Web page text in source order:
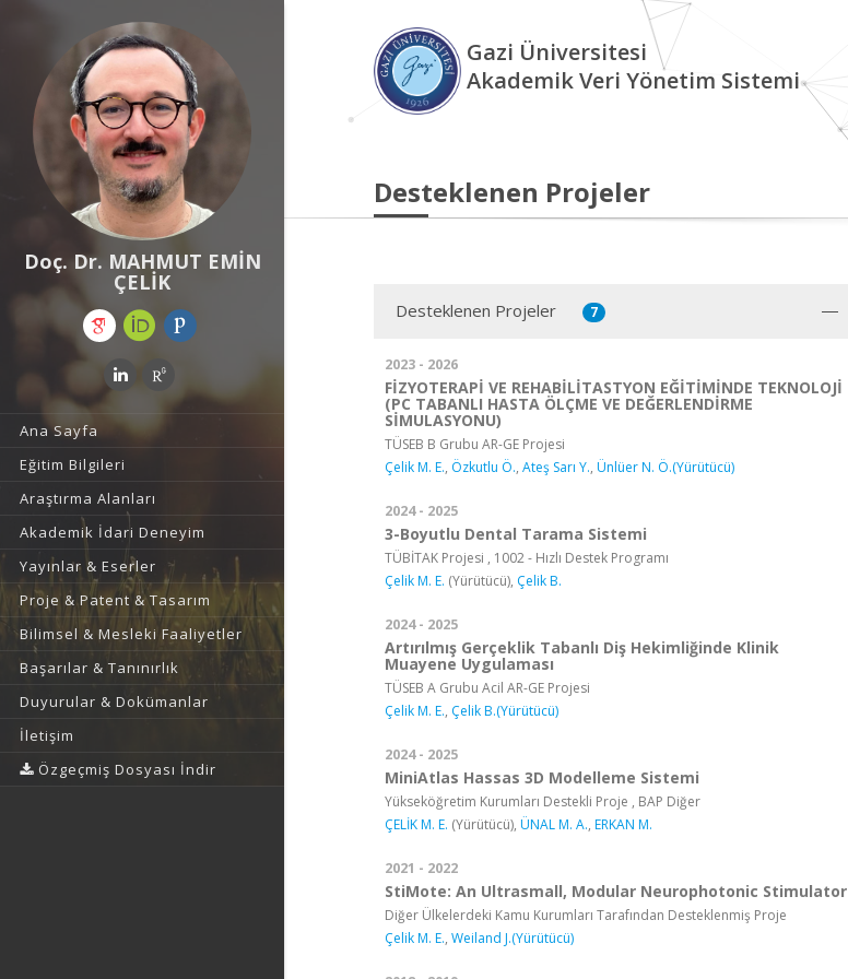
Doç. Dr. MAHMUT EMİN
ÇELİK
Ana Sayfa
Eğitim Bilgileri
Araştırma Alanları
Akademik İdari Deneyim
Yayınlar & Eserler
Proje & Patent & Tasarım
Bilimsel & Mesleki Faaliyetler
Başarılar & Tanınırlık
Duyurular & Dokümanlar
İletişim
Özgeçmiş Dosyası İndir
Gazi Üniversitesi
Akademik Veri Yönetim Sistemi
Desteklenen Projeler
Desteklenen Projeler 7
2023 - 2026
FİZYOTERAPİ VE REHABİLİTASTYON EĞİTİMİNDE TEKNOLOJİ
(PC TABANLI HASTA ÖLÇME VE DEĞERLENDİRME
SİMULASYONU)
TÜSEB B Grubu AR-GE Projesi
Çelik M. E., Özkutlu Ö., Ateş Sarı Y., Ünlüer N. Ö.(Yürütücü)
2024 - 2025
3-Boyutlu Dental Tarama Sistemi
TÜBİTAK Projesi , 1002 - Hızlı Destek Programı
Çelik M. E. (Yürütücü), Çelik B.
2024 - 2025
Artırılmış Gerçeklik Tabanlı Diş Hekimliğinde Klinik
Muayene Uygulaması
TÜSEB A Grubu Acil AR-GE Projesi
Çelik M. E., Çelik B.(Yürütücü)
2024 - 2025
MiniAtlas Hassas 3D Modelleme Sistemi
Yükseköğretim Kurumları Destekli Proje , BAP Diğer
ÇELİK M. E. (Yürütücü), ÜNAL M. A., ERKAN M.
2021 - 2022
StiMote: An Ultrasmall, Modular Neurophotonic Stimulator
Diğer Ülkelerdeki Kamu Kurumları Tarafından Desteklenmiş Proje
Çelik M. E., Weiland J.(Yürütücü)